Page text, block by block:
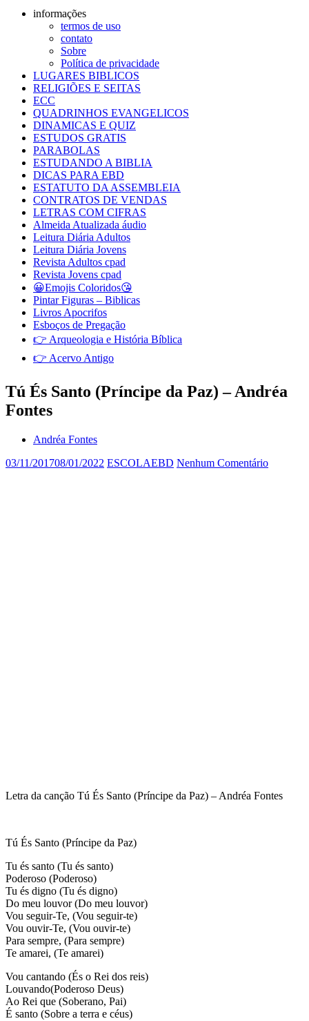
informações
termos de uso
contato
Sobre
Política de privacidade
LUGARES BIBLICOS
RELIGIÕES E SEITAS
ECC
QUADRINHOS EVANGELICOS
DINAMICAS E QUIZ
ESTUDOS GRATIS
PARABOLAS
ESTUDANDO A BIBLIA
DICAS PARA EBD
ESTATUTO DA ASSEMBLEIA
CONTRATOS DE VENDAS
LETRAS COM CIFRAS
Almeida Atualizada áudio
Leitura Diária Adultos
Leitura Diária Jovens
Revista Adultos cpad
Revista Jovens cpad
😀Emojis Coloridos😘
Pintar Figuras – Biblicas
Livros Apocrifos
Esboços de Pregação
👉 Arqueologia e História Bíblica
👉 Acervo Antigo
Tú És Santo (Príncipe da Paz) – Andréa
Fontes
Andréa Fontes
03/11/201708/01/2022 ESCOLAEBD Nenhum Comentário
Letra da canção Tú És Santo (Príncipe da Paz) – Andréa Fontes
Tú És Santo (Príncipe da Paz)
Tu és santo (Tu és santo)
Poderoso (Poderoso)
Tu és digno (Tu és digno)
Do meu louvor (Do meu louvor)
Vou seguir-Te, (Vou seguir-te)
Vou ouvir-Te, (Vou ouvir-te)
Para sempre, (Para sempre)
Te amarei, (Te amarei)
Vou cantando (És o Rei dos reis)
Louvando(Poderoso Deus)
Ao Rei que (Soberano, Pai)
É santo (Sobre a terra e céus)